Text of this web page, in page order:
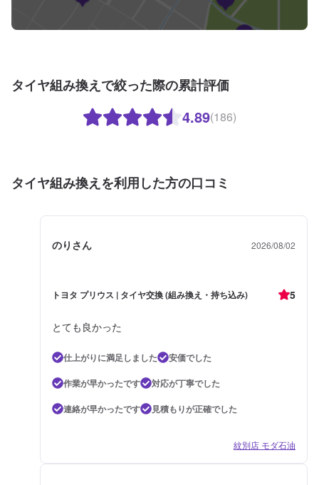
タイヤ組み換えで絞った際の累計評価
4.89(186)
タイヤ組み換えを利用した方の口コミ
のりさん 2026/08/02
トヨタ プリウス | タイヤ交換 (組み換え・持ち込み) 5
とても良かった
仕上がりに満足しました
安価でした
作業が早かったです
対応が丁寧でした
連絡が早かったです
見積もりが正確でした
紋別店 モダ石油